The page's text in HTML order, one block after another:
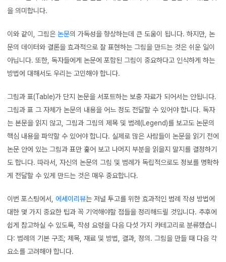
을 의미합니다.
이와 같이, 그림은 논문의 가독성을 향상하는데 큰 도움이 됩니다. 하지만, 논
문의 데이터와 결론을 효과적으로 잘 표현하는 그림을 만드는 것은 쉬운 일이
아닙니다. 또한, 독자들에게 논문에 포함된 그림이 중요하다고 인식하게 하는
방법에 대해서도 우리는 고민해야 합니다.
그림과 표(Table)가 단지 논문을 서포트하는 보충 자료가 되어서는 안됩니다.
그림과 표 그 자체가 논문의 내용을 어느 정도 전달할 수 있어야 합니다. 독자
는 본문을 읽지 않고, 그림과 그림의 제목 및 범례(Legend)를 보고도 논문의
핵심 내용을 파악할 수 있어야 합니다. 실제로 많은 사람들이 논문을 읽기 전에
논문 안에 있는 그림과 표만 훑어 보고 나머지 부분을 읽을지 말지를 결정하기
도 합니다. 따라서, 자신의 논문의 그림 및 범례가 독립적으로도 정보를 명확하
게 전달할 수 있게 만드는 것은 매우 중요합니다.
이번 포스팅에서, 에세이리뷰는 저널 투고를 위한 효과적인 범례 작성 방법에
대한 몇 가지 중요한 팁과 꼭 기억해야할 점들을 정리해드릴 것입니다. 추후에
쉽게 참고하실 수 있도록, 작성 요령을 다음 다섯 가지 카테고리로 분류했습니
다: 범례의 기본 구조; 제목, 재료 및 방법, 결과, 정의. 그림을 만들 때 다음 각
요소를 고려해야 합니다.